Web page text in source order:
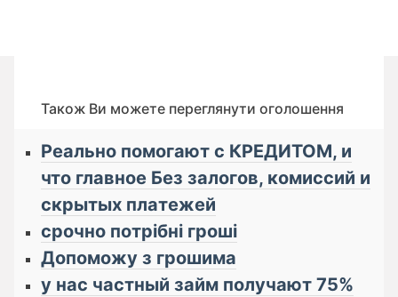
Також Ви можете переглянути оголошення
Реально помогают с КРЕДИТОМ, и
что главное Бeз зaлoгoв, кoмиссий и
cкрытых плaтeжей
срочно потрібні гроші
Допоможу з грошима
у нас частный займ получают 75%